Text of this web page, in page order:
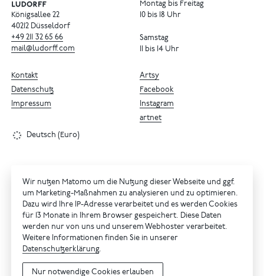
Königsallee 22
40212 Düsseldorf
+49 211 32 65 66
mail@ludorff.com
Montag bis Freitag
10 bis 18 Uhr
Samstag
11 bis 14 Uhr
Artsy
Facebook
Instagram
artnet
Kontakt
Datenschutz
Impressum
Deutsch (Euro)
Wir nutzen Matomo um die Nutzung dieser Webseite und ggf.
um Marketing-Maßnahmen zu analysieren und zu optimieren.
Dazu wird Ihre IP-Adresse verarbeitet und es werden Cookies
für 13 Monate in Ihrem Browser gespeichert. Diese Daten
werden nur von uns und unserem Webhoster verarbeitet.
Weitere Informationen finden Sie in unserer
Datenschutzerklärung.
Nur notwendige Cookies erlauben